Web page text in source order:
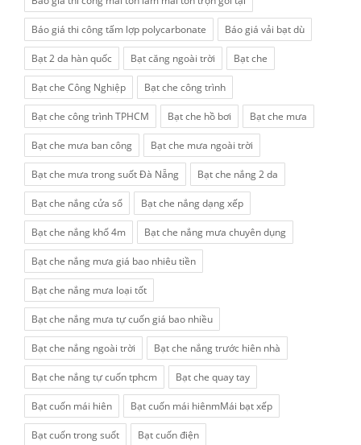
Báo giá thi công tấm lợp polycarbonate Báo giá vải bạt dù
Bạt 2 da hàn quốc Bạt căng ngoài trời Bạt che
Bạt che Công Nghiệp Bạt che công trình
Bạt che công trình TPHCM Bạt che hồ bơi Bạt che mưa
Bạt che mưa ban công Bạt che mưa ngoài trời
Bạt che mưa trong suốt Đà Nẵng Bạt che nắng 2 da
Bạt che nắng cửa sổ Bạt che nắng dạng xếp
Bạt che nắng khổ 4m Bạt che nắng mưa chuyên dụng
Bạt che nắng mưa giá bao nhiêu tiền
Bạt che nắng mưa loại tốt
Bạt che nắng mưa tự cuốn giá bao nhiều
Bạt che nắng ngoài trời Bạt che nắng trước hiên nhà
Bạt che nắng tự cuốn tphcm Bạt che quay tay
Bạt cuốn mái hiên Bạt cuốn mái hiênmMái bạt xếp
Bạt cuốn trong suốt Bạt cuốn điện